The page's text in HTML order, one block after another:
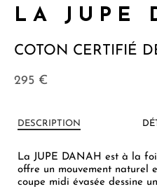
LA JUPE
COTON CERTIFIÉ
295 €
DESCRIPTION
La JUPE DANAH est à la
offre un mouvement naturel
coupe midi évasée dessine